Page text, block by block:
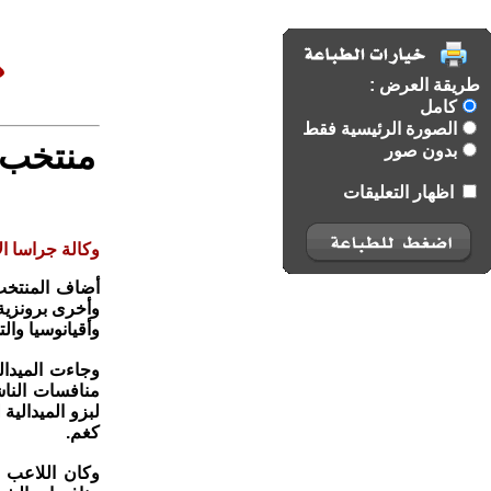
طريقة العرض :
كامل
الصورة الرئيسية فقط
بدون صور
اظهار التعليقات
وكالة جراسا
أضاف
وأخرى
وأقيانوسيا
وجاءت
كغم.
وكان اللاعب